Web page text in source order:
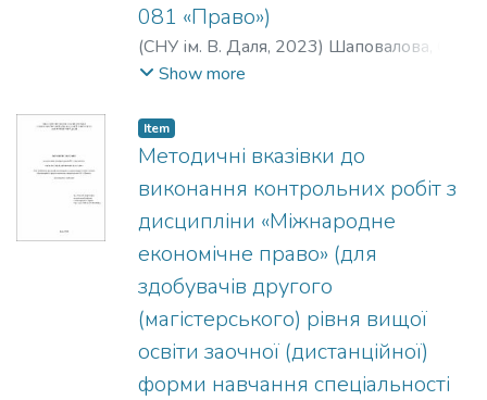
081 «Право»)
(СНУ ім. В. Даля, 2023) Шаповалова, О.
В. ;Терещенко, С. В.
Show more
Item
Методичні вказівки до
виконання контрольних робіт з
дисципліни «Міжнародне
економічне право» (для
здобувачів другого
(магістерського) рівня вищої
освіти заочної (дистанційної)
форми навчання спеціальності